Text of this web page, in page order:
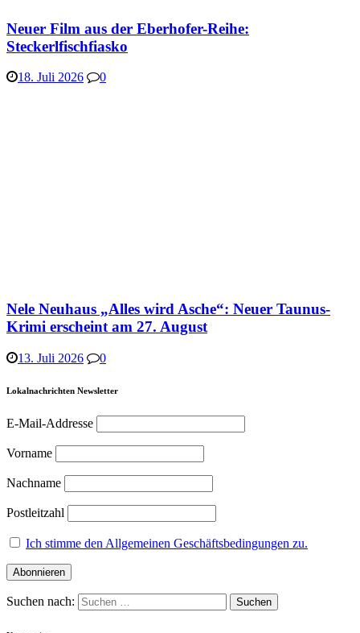
Neuer Film aus der Eberhofer-Reihe:
Steckerlfischfiasko
18. Juli 2026 0
Nele Neuhaus „Alles wird Asche“: Neuer Taunus-
Krimi erscheint am 27. August
13. Juli 2026 0
Lokalnachrichten Newsletter
E-Mail-Addresse
Vorname
Nachname
Postleitzahl
Ich stimme den Allgemeinen Geschäftsbedingungen zu.
Suchen nach: